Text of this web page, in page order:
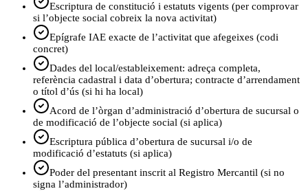
Escriptura de constitució i estatuts vigents (per comprovar
si l’objecte social cobreix la nova activitat)
Epígrafe IAE exacte de l’activitat que afegeixes (codi
concret)
Dades del local/estableixement: adreça completa,
referència cadastral i data d’obertura; contracte d’arrendament
o títol d’ús (si hi ha local)
Acord de l’òrgan d’administració d’obertura de sucursal o
de modificació de l’objecte social (si aplica)
Escriptura pública d’obertura de sucursal i/o de
modificació d’estatuts (si aplica)
Poder del presentant inscrit al Registro Mercantil (si no
signa l’administrador)